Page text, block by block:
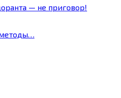
— не приговор!